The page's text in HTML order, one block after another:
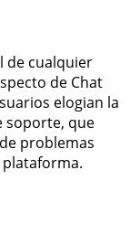
de cualquier
de Chat
elogian la
soporte, que
problemas